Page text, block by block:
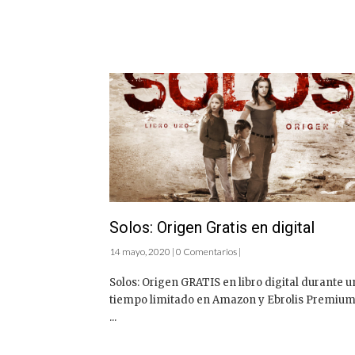
Solos: Origen Gratis en digital
14 mayo, 2020 | 0 Comentarios |
Solos: Origen GRATIS en libro digital durante
tiempo limitado en Amazon y Ebrolis
...